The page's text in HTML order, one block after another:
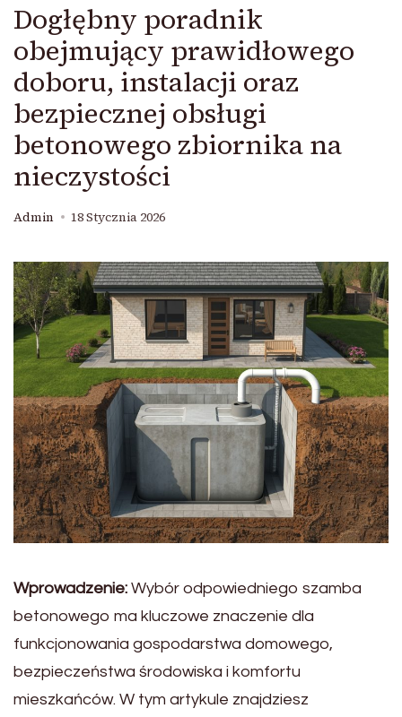
Dogłębny poradnik
obejmujący prawidłowego
doboru, instalacji oraz
bezpiecznej obsługi
betonowego zbiornika na
nieczystości
Admin 18 Stycznia 2026
Wprowadzenie: Wybór odpowiedniego szamba
betonowego ma kluczowe znaczenie dla
funkcjonowania gospodarstwa domowego,
bezpieczeństwa środowiska i komfortu
mieszkańców. W tym artykule znajdziesz